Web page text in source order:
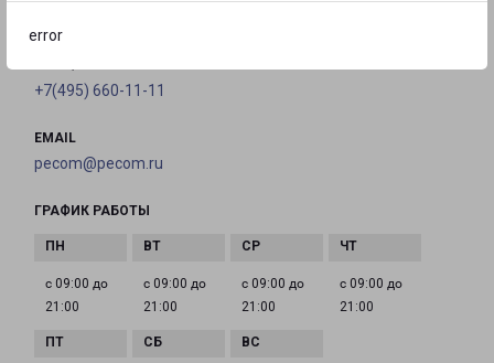
error
+7(495) 660-11-11
EMAIL
pecom@pecom.ru
ГРАФИК РАБОТЫ
с 09:00 до
21:00
с 09:00 до
21:00
с 09:00 до
21:00
с 09:00 до
21:00